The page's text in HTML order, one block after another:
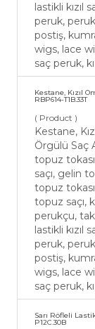
lastikli kızıl
peruk,
postiş,
wigs, lace
saç peruk,
Kestane, Kızıl
RBP614-T1B.33T
( Product )
Kestane,
Örgülü Saç
topuz
saçı, gelin
topuz
topuz saçı,
perukçu,
lastikli kızıl
peruk,
postiş,
wigs, lace
saç peruk,
Sarı Röfleli
P12C.30B